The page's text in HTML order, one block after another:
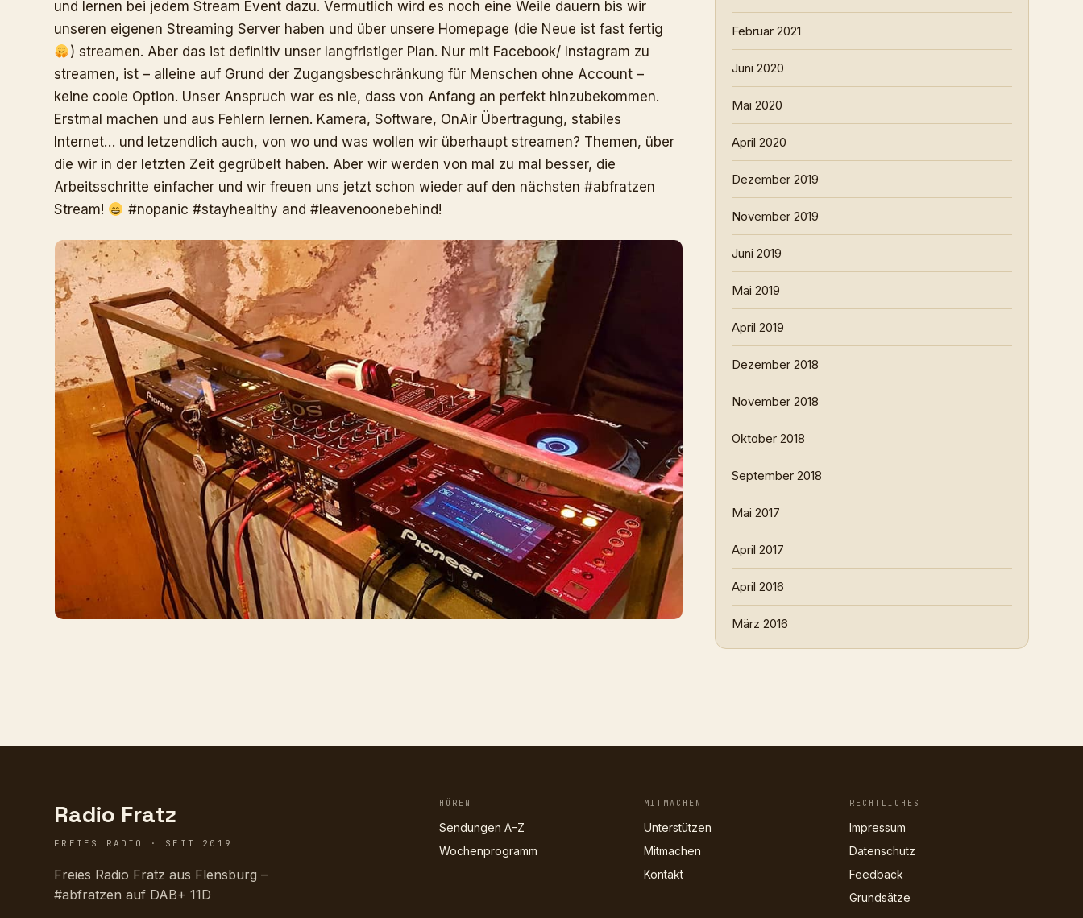
und lernen bei jedem Stream Event dazu. Vermutlich wird es noch eine Weile dauern bis wir
unseren eigenen Streaming Server haben und über unsere Homepage (die Neue ist fast fertig
) streamen. Aber das ist definitiv unser langfristiger Plan. Nur mit Facebook/ Instagram zu
streamen, ist – alleine auf Grund der Zugangsbeschränkung für Menschen ohne Account –
keine coole Option. Unser Anspruch war es nie, dass von Anfang an perfekt hinzubekommen.
Erstmal machen und aus Fehlern lernen. Kamera, Software, OnAir Übertragung, stabiles
Internet… und letzendlich auch, von wo und was wollen wir überhaupt streamen? Themen, über
die wir in der letzten Zeit gegrübelt haben. Aber wir werden von mal zu mal besser, die
Arbeitsschritte einfacher und wir freuen uns jetzt schon wieder auf den nächsten #abfratzen
Stream!
#nopanic #stayhealthy and #leavenoonebehind!
Februar 2021
Juni 2020
Mai 2020
April 2020
Dezember 2019
November 2019
Juni 2019
Mai 2019
April 2019
Dezember 2018
November 2018
Oktober 2018
September 2018
Mai 2017
April 2017
April 2016
März 2016
Radio Fratz
FREIES RADIO · SEIT 2019
Freies Radio Fratz aus Flensburg –
#abfratzen auf DAB+ 11D
HÖREN
Sendungen A–Z
Wochenprogramm
MITMACHEN
Unterstützen
Mitmachen
Kontakt
RECHTLICHES
Impressum
Datenschutz
Feedback
Grundsätze